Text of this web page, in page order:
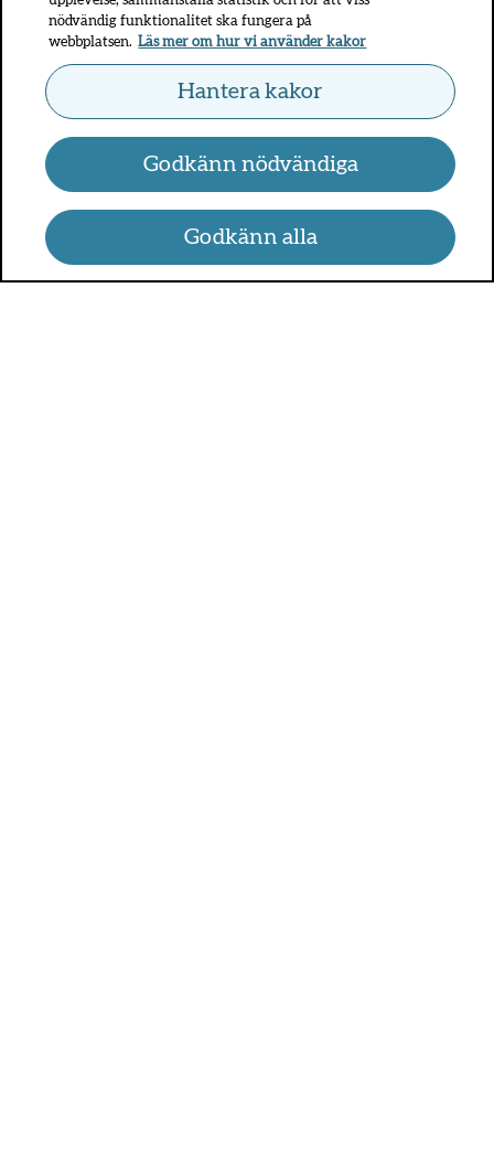
nödvändig funktionalitet ska fungera på
webbplatsen. Läs mer om hur vi använder kakor
Hantera kakor
Godkänn nödvändiga
Godkänn alla